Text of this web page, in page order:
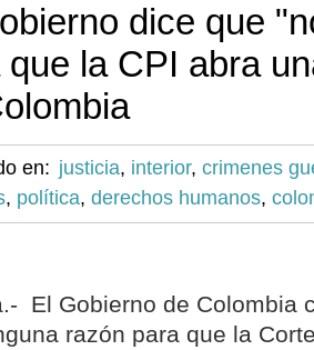
dice que
que la CPI abra
en: justicia, interior, crimenes
, política, derechos humanos,
El Gobierno de Colombia
razón para que la